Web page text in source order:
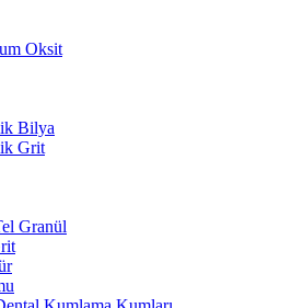
Oksit
Bilya
Grit
Granül